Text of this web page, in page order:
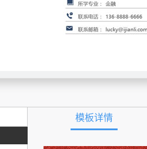
模板详情